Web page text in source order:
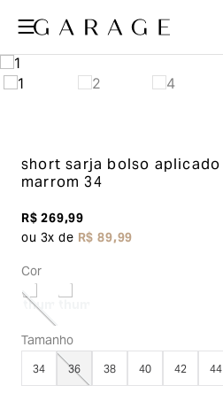
short sarja bolso aplicado
marrom 34
R$269,99
ou 3x de R$89,99
Cor
Tamanho
34 36 38 40 42 44